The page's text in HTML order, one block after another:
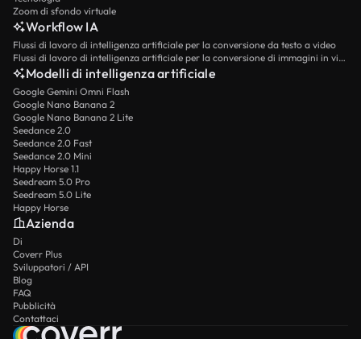
Zoom di sfondo virtuale
Workflow IA
Flussi di lavoro di intelligenza artificiale per la conversione da testo a video
Flussi di lavoro di intelligenza artificiale per la conversione di immagini in video
Modelli di intelligenza artificiale
Google Gemini Omni Flash
Google Nano Banana 2
Google Nano Banana 2 Lite
Seedance 2.0
Seedance 2.0 Fast
Seedance 2.0 Mini
Happy Horse 1.1
Seedream 5.0 Pro
Seedream 5.0 Lite
Happy Horse
Azienda
Di
Coverr Plus
Sviluppatori / API
Blog
FAQ
Pubblicità
Contattaci